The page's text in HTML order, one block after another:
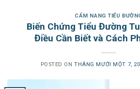
CẨM NANG TIỂU
Biến Chứng Tiểu Đường
Điều Cần Biết và Cách
POSTED ONTHÁNG MƯỜI MỘT 7,